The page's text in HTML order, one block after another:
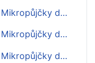
Mikropůjčky do 14000 Kč
Mikropůjčky do 15000 Kč
Mikropůjčky do 16000 Kč